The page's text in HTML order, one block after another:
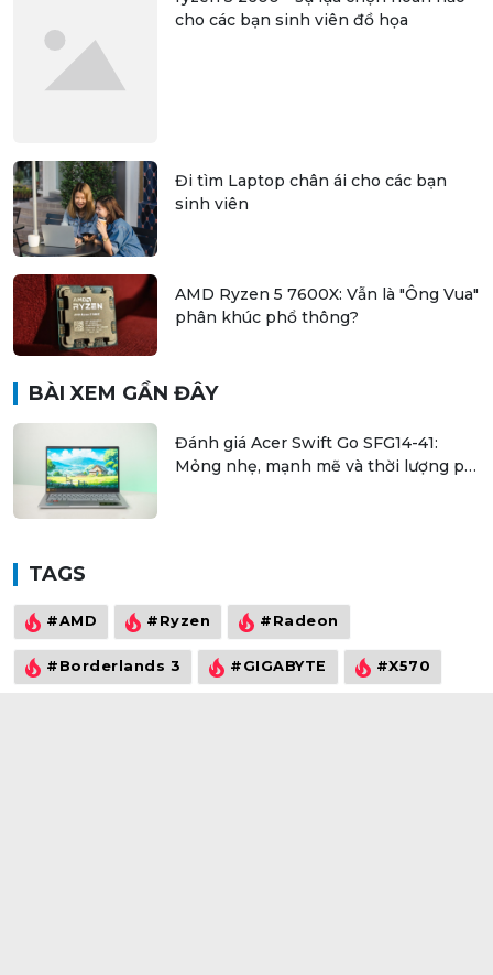
cho các bạn sinh viên đồ họa
Đi tìm Laptop chân ái cho các bạn
sinh viên
AMD Ryzen 5 7600X: Vẫn là "Ông Vua"
phân khúc phổ thông?
BÀI XEM GẦN ĐÂY
Đánh giá Acer Swift Go SFG14-41:
Mỏng nhẹ, mạnh mẽ và thời lượng pin
TAGS
#AMD #Ryzen #Radeon
#Borderlands 3 #GIGABYTE #X570